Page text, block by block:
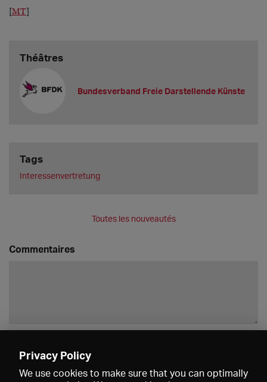
[MT]
Théâtres
Bundesverband Freie Darstellende Künste
Tags
Interessenvertretung
Toutes les nouveautés
Commentaires
Privacy Policy
We use cookies to make sure that you can optimally